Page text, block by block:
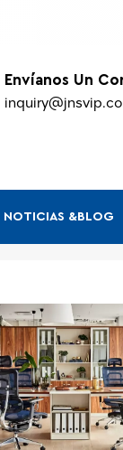
Envíanos Un
NOTICIAS &BLOG